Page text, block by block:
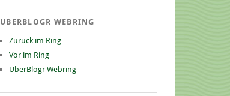
UBERBLOGR WEBRING
Zurück im Ring
Vor im Ring
UberBlogr Webring